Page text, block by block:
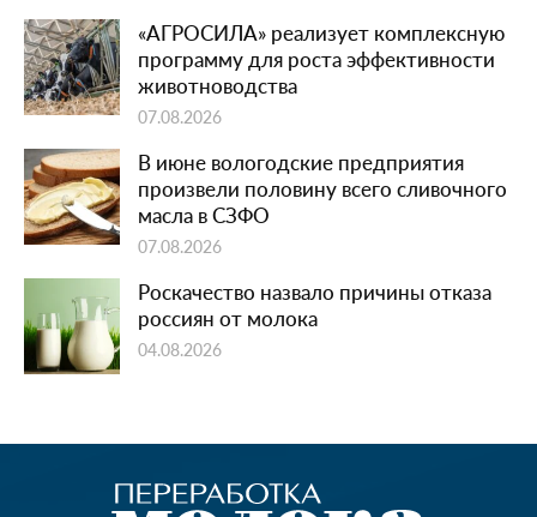
«АГРОСИЛА» реализует комплексную
программу для роста эффективности
животноводства
07.08.2026
В июне вологодские предприятия
произвели половину всего сливочного
масла в СЗФО
07.08.2026
Роскачество назвало причины отказа
россиян от молока
04.08.2026